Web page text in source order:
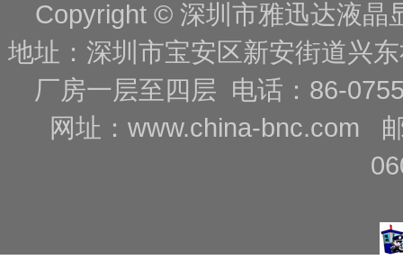
Copyright © 深圳市雅迅达液
地址：深圳市宝安区新安街道兴
厂房一层至四层 电话：86-
网址： www.china-bnc.com